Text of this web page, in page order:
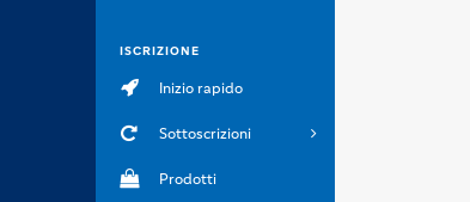
ISCRIZIONE
Inizio rapido
Sottoscrizioni
Prodotti